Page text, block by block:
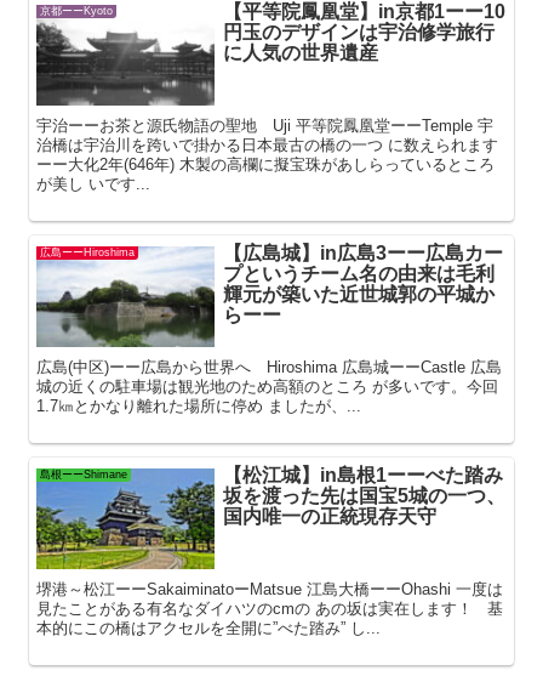
京都ーーKyoto
【平等院鳳凰堂】in京都1ーー10
円玉のデザインは宇治修学旅行
に人気の世界遺産
宇治ーーお茶と源氏物語の聖地 Uji 平等院鳳凰堂ーーTemple 宇
治橋は宇治川を跨いで掛かる日本最古の橋の一つ に数えられます
ーー大化2年(646年) 木製の高欄に擬宝珠があしらっているところ
が美し いです...
広島ーーHiroshima
【広島城】in広島3ーー広島カー
プというチーム名の由来は毛利
輝元が築いた近世城郭の平城か
らーー
広島(中区)ーー広島から世界へ Hiroshima 広島城ーーCastle 広島
城の近くの駐車場は観光地のため高額のところ が多いです。今回
1.7㎞とかなり離れた場所に停め ましたが、...
島根ーーShimane
【松江城】in島根1ーーべた踏み
坂を渡った先は国宝5城の一つ、
国内唯一の正統現存天守
堺港～松江ーーSakaiminatoーMatsue 江島大橋ーーOhashi 一度は
見たことがある有名なダイハツのcmの あの坂は実在します！ 基
本的にこの橋はアクセルを全開に”べた踏み” し...